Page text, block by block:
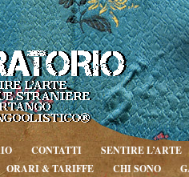
CONTATTI
SENTIRE L’ARTE
ORARI & TARIFFE CHI SONO